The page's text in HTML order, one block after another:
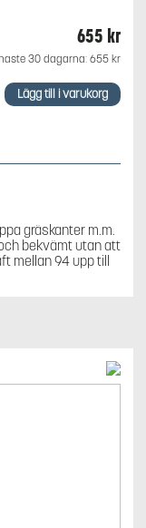
655 kr
30 dagarna:655 kr
Lägg till i varukorg
gräskanter m.m.
bekvämt utan att
mellan 94 upp till